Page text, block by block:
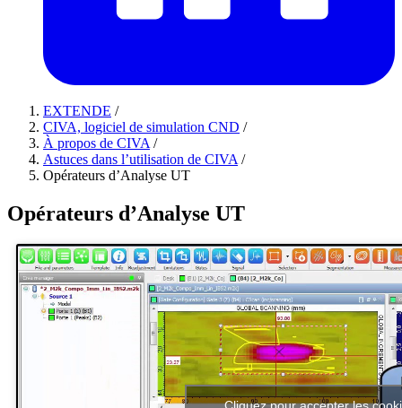
EXTENDE /
CIVA, logiciel de simulation CND /
À propos de CIVA /
Astuces dans l’utilisation de CIVA /
Opérateurs d’Analyse UT
Opérateurs d’Analyse UT